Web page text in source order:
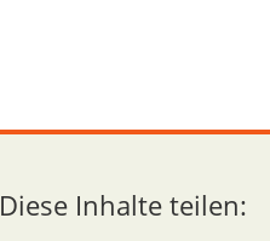
Diese Inhalte teilen: